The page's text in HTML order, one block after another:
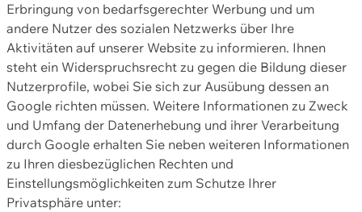
Erbringung von bedarfsgerechter Werbung und um
andere Nutzer des sozialen Netzwerks über Ihre
Aktivitäten auf unserer Website zu informieren. Ihnen
steht ein Widerspruchsrecht zu gegen die Bildung dieser
Nutzerprofile, wobei Sie sich zur Ausübung dessen an
Google richten müssen. Weitere Informationen zu Zweck
und Umfang der Datenerhebung und ihrer Verarbeitung
durch Google erhalten Sie neben weiteren Informationen
zu Ihren diesbezüglichen Rechten und
Einstellungsmöglichkeiten zum Schutze Ihrer
Privatsphäre unter: